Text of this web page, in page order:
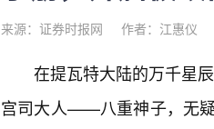
来源：证券时报网 作者：江惠仪
在提瓦特大陆的万千星
宫司大人——八重神子，无